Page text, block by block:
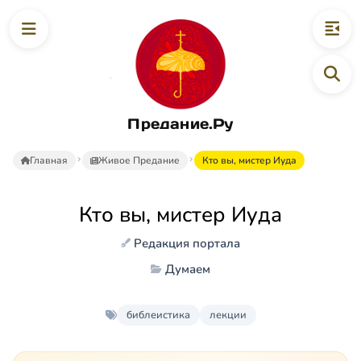
Предание.Ру
Главная Живое Предание Кто вы, мистер Иуда
Кто вы, мистер Иуда
Редакция портала
Думаем
библеистика лекции